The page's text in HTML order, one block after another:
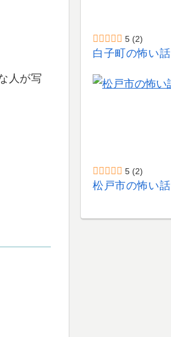
人が写
5 (2)
白子町の怖い話
5 (2)
松戸市の怖い話